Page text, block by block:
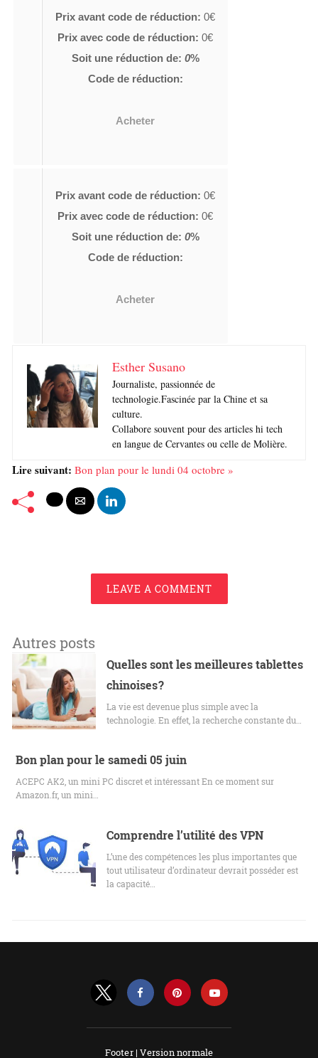
Prix avant code de réduction: 0€
Prix avec code de réduction: 0€
Soit une réduction de: 0%
Code de réduction:
Acheter
Prix avant code de réduction: 0€
Prix avec code de réduction: 0€
Soit une réduction de: 0%
Code de réduction:
Acheter
Esther Susano
Journaliste, passionnée de
technologie.Fascinée par la Chine et sa
culture.
Collabore souvent pour des articles hi tech
en langue de Cervantes ou celle de Molière.
Lire suivant: Bon plan pour le lundi 04 octobre »
LEAVE A COMMENT
Autres posts
Quelles sont les meilleures tablettes
chinoises ?
La vie est devenue plus simple avec la
technologie. En effet, la recherche constante du…
Bon plan pour le samedi 05 juin
ACEPC AK2, un mini PC discret et intéressant En ce moment sur
Amazon.fr, un mini…
Comprendre l’utilité des VPN
L’une des compétences les plus importantes que
tout utilisateur d’ordinateur devrait posséder est
la capacité…
Footer |Version normale